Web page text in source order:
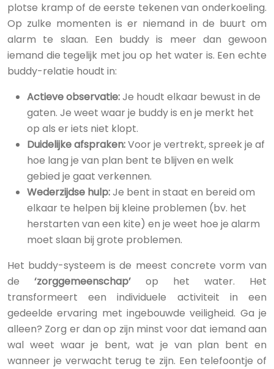
plotse kramp of de eerste tekenen van onderkoeling.
Op zulke momenten is er niemand in de buurt om
alarm te slaan. Een buddy is meer dan gewoon
iemand die tegelijk met jou op het water is. Een echte
buddy-relatie houdt in:
Actieve observatie:Je houdt elkaar bewust in de
gaten. Je weet waar je buddy is en je merkt het
op als er iets niet klopt.
Duidelijke afspraken:Voor je vertrekt, spreek je af
hoe lang je van plan bent te blijven en welk
gebied je gaat verkennen.
Wederzijdse hulp:Je bent in staat en bereid om
elkaar te helpen bij kleine problemen (bv. het
herstarten van een kite) en je weet hoe je alarm
moet slaan bij grote problemen.
Het buddy-systeem is de meest concrete vorm van
de ‘zorggemeenschap’ op het water. Het
transformeert een individuele activiteit in een
gedeelde ervaring met ingebouwde veiligheid. Ga je
alleen? Zorg er dan op zijn minst voor dat iemand aan
wal weet waar je bent, wat je van plan bent en
wanneer je verwacht terug te zijn. Een telefoontje of